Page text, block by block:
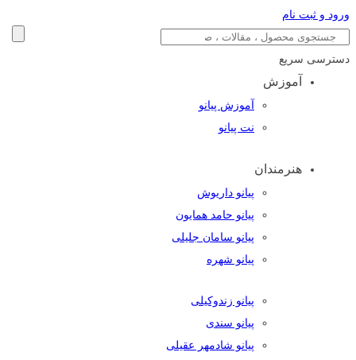
ورود و ثبت نام
دسترسی سریع
آموزش
آموزش پیانو
نت پیانو
هنرمندان
پیانو داریوش
پیانو حامد همایون
پیانو سامان جلیلی
پیانو شهره
پیانو زندوکیلی
پیانو سندی
پیانو شادمهر عقیلی